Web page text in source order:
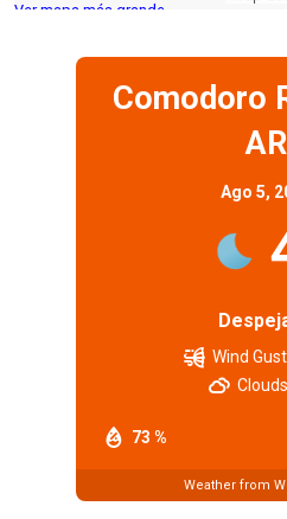
Ver mapa más grande
Comodoro
AR
Ago 5,
73 %
Wind
Weather from